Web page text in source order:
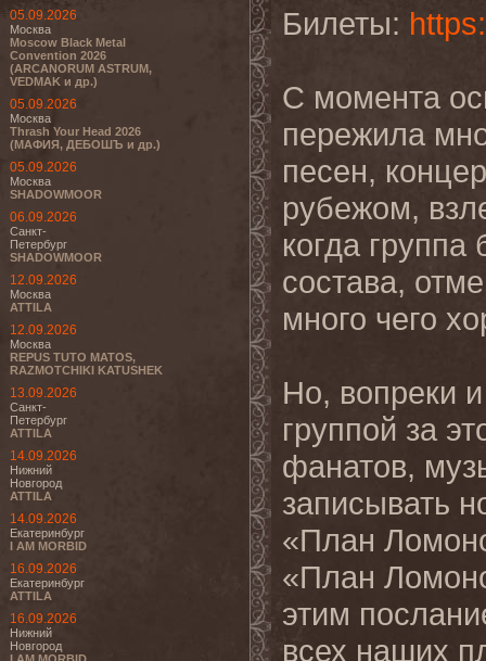
05.09.2026
Москва
Moscow Black Metal
Convention 2026
(ARCANORUM ASTRUM,
VEDMAK и др.)
05.09.2026
Москва
Thrash Your Head 2026
(МАФИЯ, ДЕБОШЪ и др.)
05.09.2026
Москва
SHADOWMOOR
06.09.2026
Санкт-
Петербург
SHADOWMOOR
12.09.2026
Москва
ATTILA
12.09.2026
Москва
REPUS TUTO MATOS,
RAZMOTCHIKI KATUSHEK
13.09.2026
Санкт-
Петербург
ATTILA
14.09.2026
Нижний
Новгород
ATTILA
14.09.2026
Екатеринбург
I AM MORBID
16.09.2026
Екатеринбург
ATTILA
16.09.2026
Нижний
Новгород
Билеты:
С момента
пережила
песен,
рубежом,
когда
состава,
много чего
Но, вопреки
группой за
фанатов,
записывать
«План
«План
этим
всех наших